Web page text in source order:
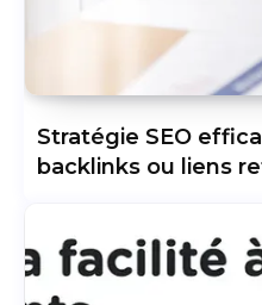
Stratégie SEO
backlinks ou liens